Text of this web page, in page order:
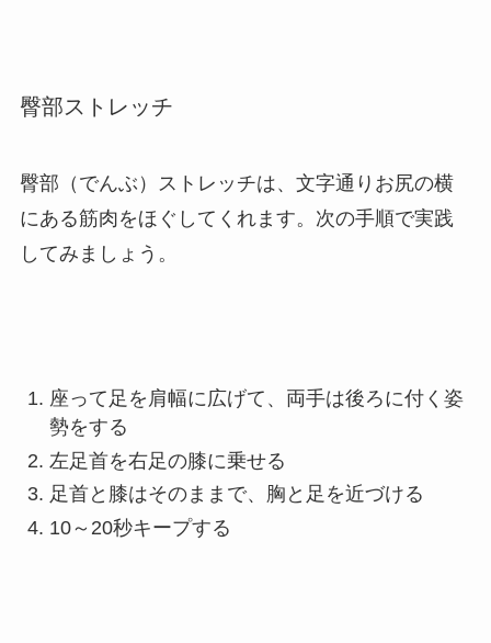
臀部ストレッチ
臀部（でんぶ）ストレッチは、文字通りお尻の横
にある筋肉をほぐしてくれます。 次の手順で実践
してみましょう。
座って足を肩幅に広げて、両手は後ろに付く姿
勢をする
左足首を右足の膝に乗せる
足首と膝はそのままで、胸と足を近づける
10～20秒キープする